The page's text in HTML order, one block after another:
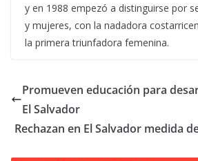
y en 1988 empezó a distinguirse por
y mujeres, con la nadadora
la primera triunfadora femenina.
Promueven educación para
El Salvador
Rechazan en El Salvador medida